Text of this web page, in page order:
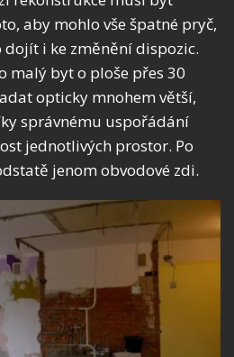
aby mohlo vše špatné pryč,
i ke změnění dispozic.
malý byt o ploše přes 30
opticky mnohem větší,
správnému uspořádání
jednotlivých prostor. Po
jenom obvodové zdi.